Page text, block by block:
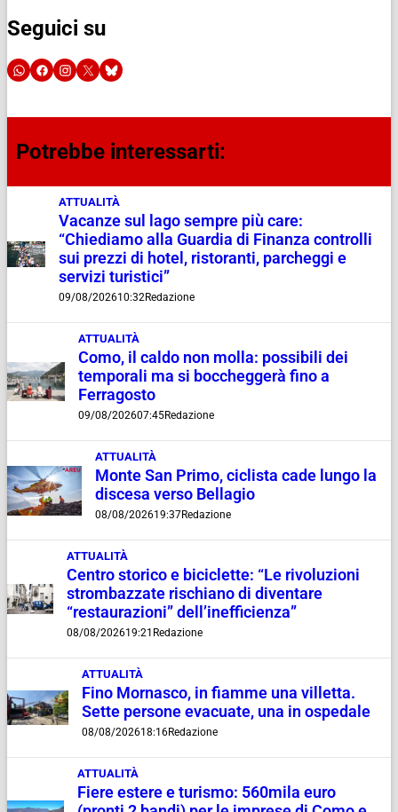
Seguici su
Potrebbe interessarti:
ATTUALITÀ
Vacanze sul lago sempre più care:
“Chiediamo alla Guardia di Finanza controlli
sui prezzi di hotel, ristoranti, parcheggi e
servizi turistici”
09/08/202610:32Redazione
ATTUALITÀ
Como, il caldo non molla: possibili dei
temporali ma si boccheggerà fino a
Ferragosto
09/08/202607:45Redazione
ATTUALITÀ
Monte San Primo, ciclista cade lungo la
discesa verso Bellagio
08/08/202619:37Redazione
ATTUALITÀ
Centro storico e biciclette: “Le rivoluzioni
strombazzate rischiano di diventare
“restaurazioni” dell’inefficienza”
08/08/202619:21 Redazione
ATTUALITÀ
Fino Mornasco, in fiamme una villetta.
Sette persone evacuate, una in ospedale
08/08/202618:16Redazione
ATTUALITÀ
Fiere estere e turismo: 560mila euro